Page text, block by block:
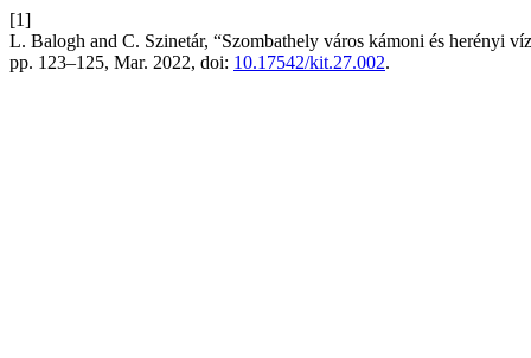
[1]
L. Balogh and C. Szinetár, “Szombathely város kámoni és herényi
pp. 123–125, Mar. 2022, doi: 10.17542/kit.27.002.